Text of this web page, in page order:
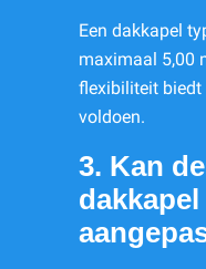
Een dakkapel
maximaal 5,00
flexibiliteit biedt
voldoen.
3. Kan